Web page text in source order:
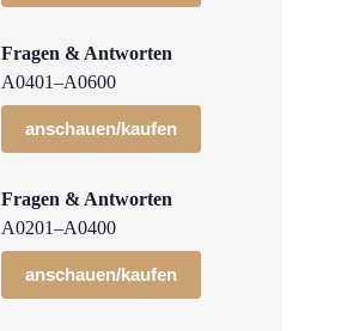
Fragen & Antworten
A0401–A0600
anschauen/kaufen
Fragen & Antworten
A0201–A0400
anschauen/kaufen